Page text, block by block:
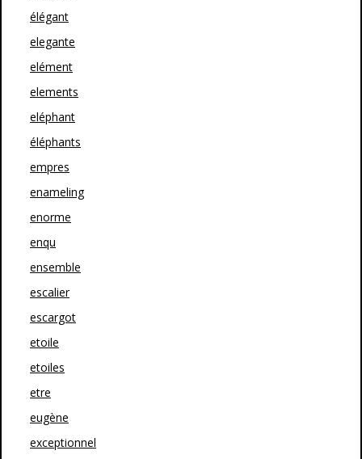
élégant
elegante
elément
elements
eléphant
éléphants
empres
enameling
enorme
enqu
ensemble
escalier
escargot
etoile
etoiles
etre
eugène
exceptionnel